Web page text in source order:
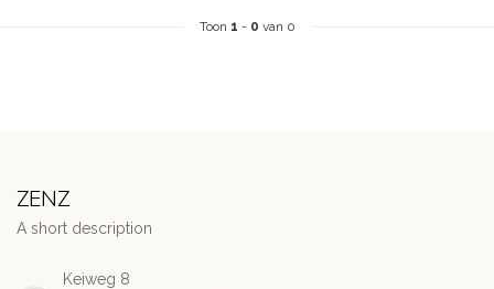
Toon 1 - 0 van 0
ZENZ
A short description
Keiweg 8